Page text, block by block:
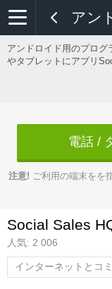
アン
アンドロイド用のプロ
やタブレットにアプリ
電話 /
注意! ご利用の端末をを
Social Sales
人気: 2 006
インターネットとコ